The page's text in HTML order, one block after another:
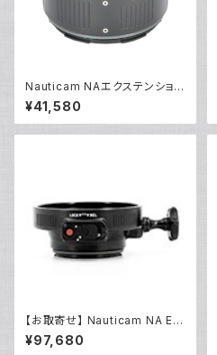
Nauticam NAエクステンション
リングE30 [20506]
¥41,580
【お取寄せ】 Nauticam NA E/1
20マウントコンバーター50MFII
[21163]
¥97,680